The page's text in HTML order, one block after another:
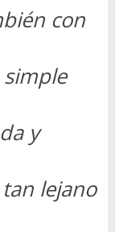
con
y
lejano